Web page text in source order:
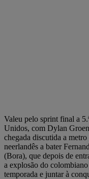
Valeu pelo sprint final a
Unidos, com Dylan
chegada discutida a
neerlandês a bater
(Bora), que depois de
a explosão do
temporada e juntar à